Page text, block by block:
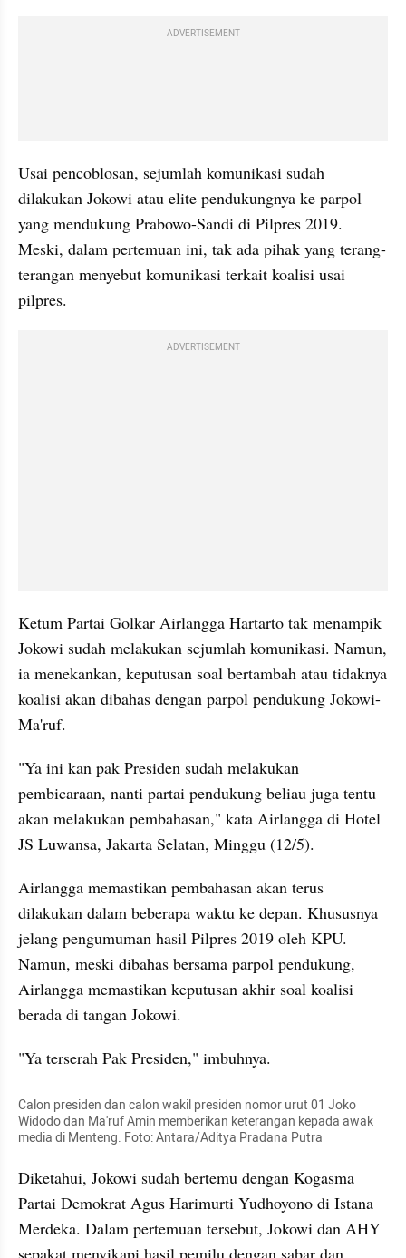
ADVERTISEMENT
Usai pencoblosan, sejumlah komunikasi sudah
dilakukan Jokowi atau elite pendukungnya ke parpol
yang mendukung Prabowo-Sandi di Pilpres 2019.
Meski, dalam pertemuan ini, tak ada pihak yang terang-
terangan menyebut komunikasi terkait koalisi usai
pilpres.
ADVERTISEMENT
Ketum Partai Golkar Airlangga Hartarto tak menampik
Jokowi sudah melakukan sejumlah komunikasi. Namun,
ia menekankan, keputusan soal bertambah atau tidaknya
koalisi akan dibahas dengan parpol pendukung Jokowi-
Ma'ruf.
"Ya ini kan pak Presiden sudah melakukan
pembicaraan, nanti partai pendukung beliau juga tentu
akan melakukan pembahasan," kata Airlangga di Hotel
JS Luwansa, Jakarta Selatan, Minggu (12/5).
Airlangga memastikan pembahasan akan terus
dilakukan dalam beberapa waktu ke depan. Khususnya
jelang pengumuman hasil Pilpres 2019 oleh KPU.
Namun, meski dibahas bersama parpol pendukung,
Airlangga memastikan keputusan akhir soal koalisi
berada di tangan Jokowi.
"Ya terserah Pak Presiden," imbuhnya.
Calon presiden dan calon wakil presiden nomor urut 01 Joko
Widodo dan Ma'ruf Amin memberikan keterangan kepada awak
media di Menteng. Foto: Antara/Aditya Pradana Putra
Diketahui, Jokowi sudah bertemu dengan Kogasma
Partai Demokrat Agus Harimurti Yudhoyono di Istana
Merdeka. Dalam pertemuan tersebut, Jokowi dan AHY
sepakat menyikapi hasil pemilu dengan sabar dan